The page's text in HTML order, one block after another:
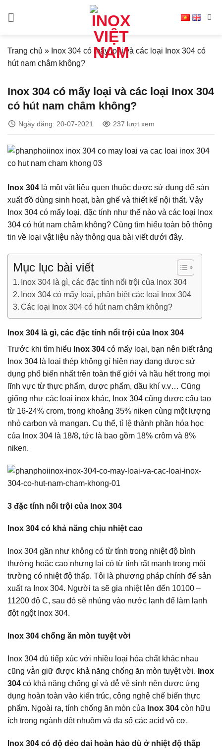
Trang chủ » Inox 304 có mấy loại và các loại Inox 304 có
hút nam châm không?
Inox 304 có mấy loại và các loại Inox 304
có hút nam châm không?
Ngày đăng: 20-07-2021 237 lượt xem
Inox 304 là một vật liệu quen thuộc được sử dụng để sản
xuất đồ dùng sinh hoạt, bàn ghế và thiết kế nội thất. Vậy
Inox 304 có mấy loại, đặc tính như thế nào và các loại Inox
304 có hút nam châm không? Cùng tìm hiểu toàn bộ thông
tin về loại vật liệu này thông qua bài viết dưới đây.
Mục lục bài viết
Inox 304 là gì, các đặc tính nổi trội của Inox 304
Inox 304 có mấy loại, phân biệt các loại Inox 304
Các loại Inox 304 có hút nam châm không?
Inox 304 là gì, các đặc tính nổi trội của Inox 304
Trước khi tìm hiểu Inox 304 có mấy loại, bạn nên biết rằng
Inox 304 là loại thép không gỉ hiện nay đang được sử
dụng phổ biến nhất trên toàn thế giới và hầu hết trong mọi
lĩnh vực từ thực phẩm, dược phẩm, dầu khí v.v… Cũng
giống như các loại inox khác, Inox 304 cũng được cấu tạo
từ 16-24% crom, trong khoảng 35% niken cùng một lượng
nhỏ carbon và mangan. Cụ thể, tỉ lệ thành phần hóa học
của Inox 304 là 18/8, tức là bao gồm 18% crôm và 8%
niken.
3 đặc tính nổi trội của Inox 304
Inox 304 có khả năng chịu nhiệt cao
Inox 304 gần như không có từ tính trong nhiệt độ bình
thường hoặc cao nhưng lại có từ tính rất mạnh trong môi
trường có nhiệt độ thấp. Tôi là phương pháp chính để sản
xuất ra Inox 304. Người ta sẽ gia nhiệt lên đến 10100 –
11200 độ C, sau đó sẽ nhúng vào nước lạnh để làm lạnh
đột ngột Inox 304.
Inox 304 chống ăn mòn tuyệt vời
Inox 304 dù tiếp xúc với nhiều loại hóa chất khác nhau
cũng vẫn giữ được khả năng chống ăn mòn tuyệt vời. Inox
304 có khả năng chống gỉ và dễ vệ sinh nên được ứng
dụng hoàn toàn vào kiến trúc, công nghệ chế biến thực
phẩm. Ngoài ra, tính chống ăn mòn của Inox 304 còn hữu
ích trong ngành dệt nhuộm và đa số các acid vô cơ.
Inox 304 có độ dẻo dai hoàn hảo dù ở nhiệt độ thấp